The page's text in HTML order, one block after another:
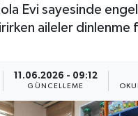
Evi sayesinde
aileler dinlenme
11.06.2026 - 09:12
GÜNCELLEME